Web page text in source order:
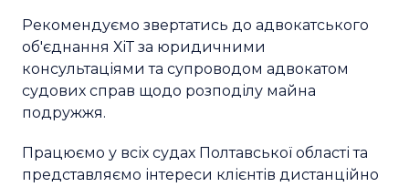
Рекомендуємо звертатись до адвокатського
об'єднання ХіТ за юридичними
консультаціями та супроводом адвокатом
судових справ щодо розподілу майна
подружжя.
Працюємо у всіх судах Полтавської області та
представляємо інтереси клієнтів дистанційно